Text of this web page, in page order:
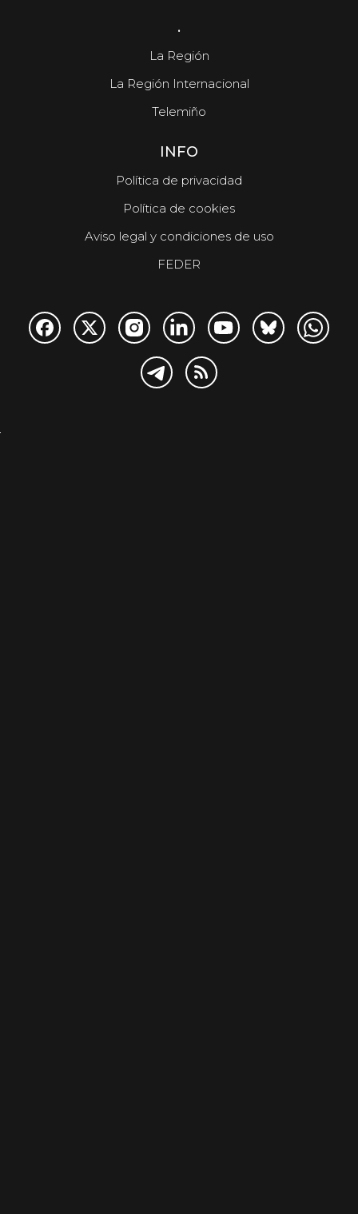
.
La Región
La Región Internacional
Telemiño
INFO
Política de privacidad
Política de cookies
Aviso legal y condiciones de uso
FEDER